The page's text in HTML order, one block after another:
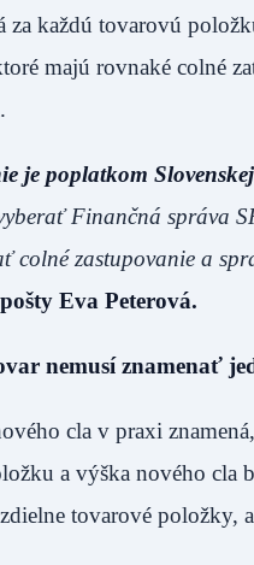
za každú tovarovú
majú rovnaké colné
je poplatkom
Finančná správa
colné zastupovanie a
Eva Peterová.
nemusí znamenať
cla v praxi
a výška nového cla
tovarové položky,